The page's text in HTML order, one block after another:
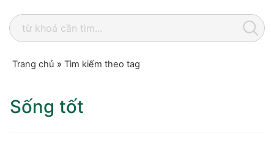
Trang chủ » Tìm kiếm theo tag
Sống tốt